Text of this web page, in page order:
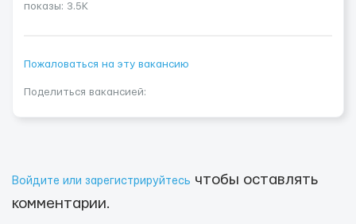
показы: 3.5K
Пожаловаться на эту вакансию
Поделиться вакансией:
Войдите или зарегистрируйтесь чтобы оставлять
комментарии.